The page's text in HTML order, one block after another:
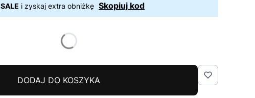
SALE i zyskaj extra obniżkę Skopiuj kod
DODAJ DO KOSZYKA